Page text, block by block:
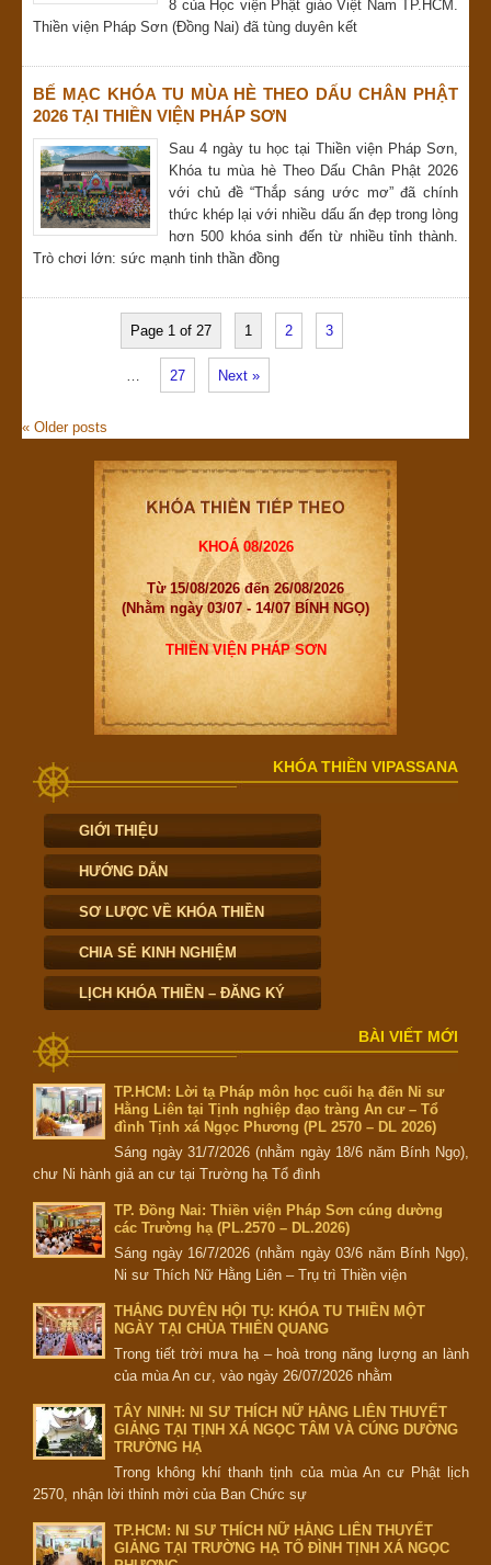
8 của Học viện Phật giáo Việt Nam TP.HCM.
Thiền viện Pháp Sơn (Đồng Nai) đã tùng duyên kết
BẾ MẠC KHÓA TU MÙA HÈ THEO DẤU CHÂN PHẬT
2026 TẠI THIỀN VIỆN PHÁP SƠN
Sau 4 ngày tu học tại Thiền viện Pháp Sơn,
Khóa tu mùa hè Theo Dấu Chân Phật 2026
với chủ đề “Thắp sáng ước mơ” đã chính
thức khép lại với nhiều dấu ấn đẹp trong lòng
hơn 500 khóa sinh đến từ nhiều tỉnh thành.
Trò chơi lớn: sức mạnh tinh thần đồng
Page 1 of 27 1 2 3
27 Next »
« Older posts
KHOÁ 08/2026
Từ 15/08/2026 đến 26/08/2026
(Nhằm ngày 03/07 - 14/07 BÍNH NGỌ)
THIỀN VIỆN PHÁP SƠN
KHÓA THIỀN VIPASSANA
GIỚI THIỆU
HƯỚNG DẪN
SƠ LƯỢC VỀ KHÓA THIỀN
CHIA SẺ KINH NGHIỆM
LỊCH KHÓA THIỀN – ĐĂNG KÝ
BÀI VIẾT MỚI
TP.HCM: Lời tạ Pháp môn học cuối hạ đến Ni sư
Hằng Liên tại Tịnh nghiệp đạo tràng An cư – Tổ
đình Tịnh xá Ngọc Phương (PL 2570 – DL 2026)
Sáng ngày 31/7/2026 (nhằm ngày 18/6 năm Bính Ngọ),
chư Ni hành giả an cư tại Trường hạ Tổ đình
TP. Đồng Nai: Thiền viện Pháp Sơn cúng dường
các Trường hạ (PL.2570 – DL.2026)
Sáng ngày 16/7/2026 (nhằm ngày 03/6 năm Bính Ngọ),
Ni sư Thích Nữ Hằng Liên – Trụ trì Thiền viện
THẮNG DUYÊN HỘI TỤ: KHÓA TU THIỀN MỘT
NGÀY TẠI CHÙA THIÊN QUANG
Trong tiết trời mưa hạ – hoà trong năng lượng an lành
của mùa An cư, vào ngày 26/07/2026 nhằm
TÂY NINH: NI SƯ THÍCH NỮ HẰNG LIÊN THUYẾT
GIẢNG TẠI TỊNH XÁ NGỌC TÂM VÀ CÚNG DƯỜNG
TRƯỜNG HẠ
Trong không khí thanh tịnh của mùa An cư Phật lịch
2570, nhận lời thỉnh mời của Ban Chức sự
TP.HCM: NI SƯ THÍCH NỮ HẰNG LIÊN THUYẾT
GIẢNG TẠI TRƯỜNG HẠ TỔ ĐÌNH TỊNH XÁ NGỌC